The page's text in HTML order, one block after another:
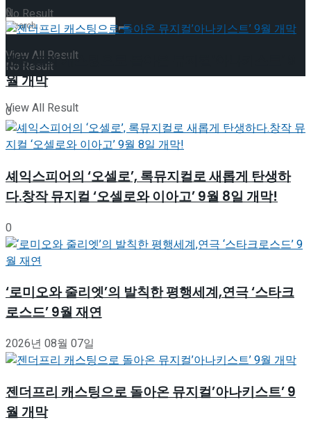
No Result
View All Result
No Result
View All Result
0
젠더프리 캐스팅으로 돌아온 뮤지컬’아나키스트’ 9
월 개막
0
셰익스피어의 ‘오셀로’, 록뮤지컬로 새롭게 탄생하
다.창작 뮤지컬 ‘오셀로와 이아고’ 9월 8일 개막!
0
‘로미오와 줄리엣’의 발칙한 평행세계,연극 ‘스타크
로스드’ 9월 재연
2026년 08월 07일
젠더프리 캐스팅으로 돌아온 뮤지컬’아나키스트’ 9
월 개막